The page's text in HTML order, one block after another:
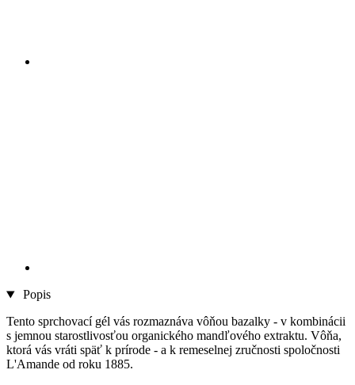
Popis
Tento sprchovací gél vás rozmaznáva vôňou bazalky - v kombinácii
s jemnou starostlivosťou organického mandľového extraktu. Vôňa,
ktorá vás vráti späť k prírode - a k remeselnej zručnosti spoločnosti
L'Amande od roku 1885.